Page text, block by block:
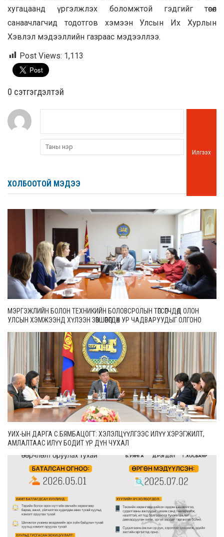
хугацаанд үргэлжлэх боломжтой гэдгийг төсөл
санаачлагчид тодотгов хэмээн Улсын Их Хурлын
Хэвлэл мэдээллийн газраас мэдээллээ.
Post Views: 1,113
0 cэтгэгдэлтэй
Илгээх
ХОЛБООТОЙ МЭДЭЭ
МЭРГЭЖЛИЙН БОЛОН ТЕХНИКИЙН БОЛОВСРОЛЫН ТӨГСӨГЧДӨД ОЛОН
УЛСЫН ХЭМЖЭЭНД ХҮЛЭЭН ЗӨВШӨӨРӨГДӨХ УР ЧАДВАРУУДЫГ ОЛГОНО
УИХ-ЫН ДАРГА С.БЯМБАЦОГТ: ХЭЛЭЛЦҮҮЛГЭЭС ИЛҮҮ ХЭРЭГЖИЛТ,
АМЛАЛТААС ИЛҮҮ БОДИТ ҮР ДҮН ЧУХАЛ